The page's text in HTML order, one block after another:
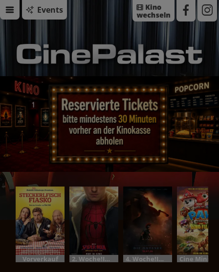
Events
Vorverkauf 2. Woche!Im Bundesstart 4. Woche!Im Bundesstart